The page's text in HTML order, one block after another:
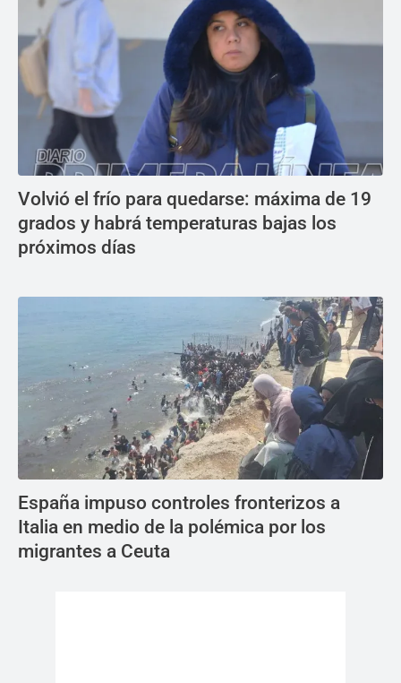
Volvió el frío para quedarse: máxima de 19
grados y habrá temperaturas bajas los
próximos días
España impuso controles fronterizos a
Italia en medio de la polémica por los
migrantes a Ceuta